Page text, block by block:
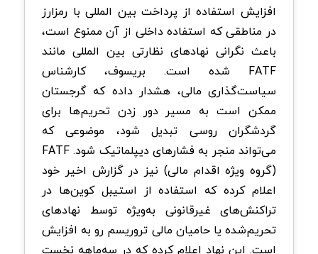
افزایش استفاده از پرداخت بین المللی با رمزارز
در مناطقی که استفاده داخلی از آن ممنوع است،
باعث نگرانی نهادهای نظارتی بین المللی مانند
FATF شده است. بریسوف، کارشناس
سیاست‌گذاری مالی، هشدار داده که گرجستان
ممکن است به مسیر دور زدن تحریم‌ها برای
گردشگران روسی تبدیل شود، موضوعی که
می‌تواند منجر به فشارهای دیپلماتیک شود. FATF
(گروه ویژه اقدام مالی) نیز در گزارش اخیر خود
اعلام کرده که استفاده از استیبل کوین‌ها در
تراکنش‌های غیرقانونی به‌ویژه توسط نهادهای
تحریم‌شده یا حامیان مالی تروریسم رو به افزایش
است. این نهاد اعلام کرده که در سه‌ماهه نخست